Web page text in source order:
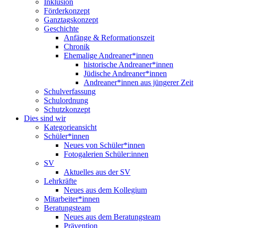
Inklusion
Förderkonzept
Ganztagskonzept
Geschichte
Anfänge & Reformationszeit
Chronik
Ehemalige Andreaner*innen
historische Andreaner*innen
Jüdische Andreaner*innen
Andreaner*innen aus jüngerer Zeit
Schulverfassung
Schulordnung
Schutzkonzept
Dies sind wir
Kategorieansicht
Schüler*innen
Neues von Schüler*innen
Fotogalerien Schüler:innen
SV
Aktuelles aus der SV
Lehrkräfte
Neues aus dem Kollegium
Mitarbeiter*innen
Beratungsteam
Neues aus dem Beratungsteam
Prävention